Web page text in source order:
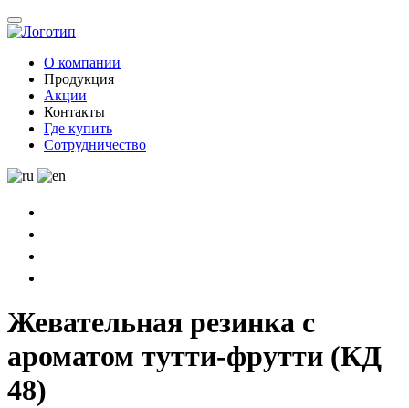
О компании
Продукция
Акции
Контакты
Где купить
Сотрудничество
Жевательная резинка с
ароматом тутти-фрутти (КД
48)